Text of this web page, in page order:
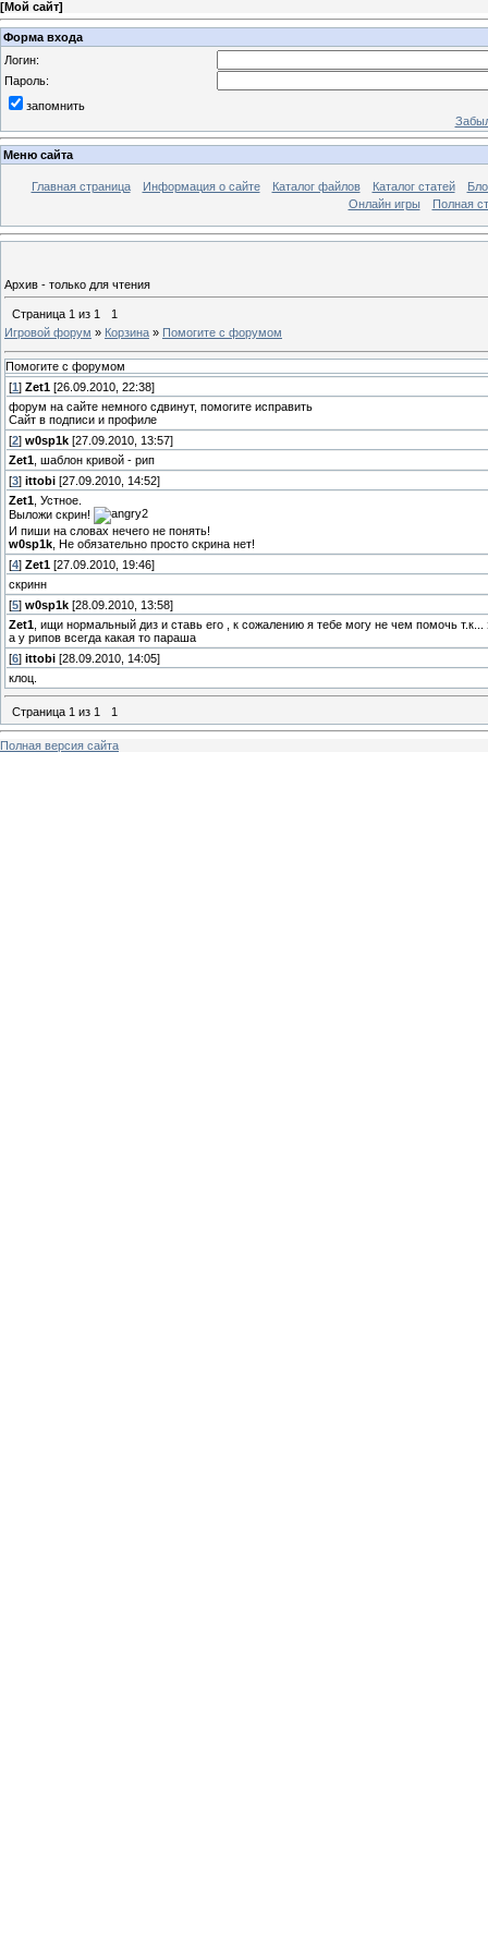
[Мой сайт]
Форма входа
Логин:
Пароль:
запомнить
Меню сайта
Главная страница Информация о сайте Каталог файлов Каталог статей
Онлайн игры
Полная
Архив - только для чтения
Страница 1 из 1
1
Игровой форум » Корзина » Помогите с форумом
Помогите с форумом
[1 ] Zet1 [26.09.2010, 22:38]
форум на сайте немного сдвинут, помогите исправить
Сайт в подписи и профиле
[2] w0sp1k [27.09.2010, 13:57]
Zet1 , шаблон кривой - рип
[3] ittobi [27.09.2010, 14:52]
Zet1 , Устное.
Выложи скрин!
И пиши на словах нечего не понять!
w0sp1k , Не обязательно просто скрина нет!
[4] Zet1 [27.09.2010, 19:46]
скринн
[5] w0sp1k [28.09.2010, 13:58]
Zet1 , ищи нормальный диз и ставь его , к сожалению я тебе могу не чем помочь т.к...
а у рипов всегда какая то параша
[6] ittobi [28.09.2010, 14:05]
клоц.
Страница 1 из 1 1
Полная версия сайта